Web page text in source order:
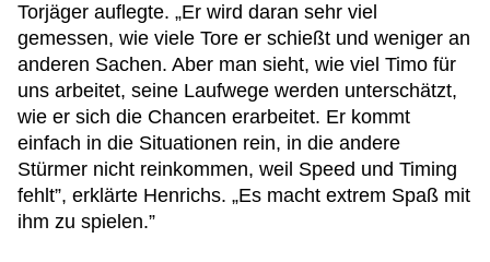
Torjäger auflegte. „Er wird daran sehr viel
gemessen, wie viele Tore er schießt und weniger an
anderen Sachen. Aber man sieht, wie viel Timo für
uns arbeitet, seine Laufwege werden unterschätzt,
wie er sich die Chancen erarbeitet. Er kommt
einfach in die Situationen rein, in die andere
Stürmer nicht reinkommen, weil Speed und Timing
fehlt”, erklärte Henrichs. „Es macht extrem Spaß mit
ihm zu spielen.”